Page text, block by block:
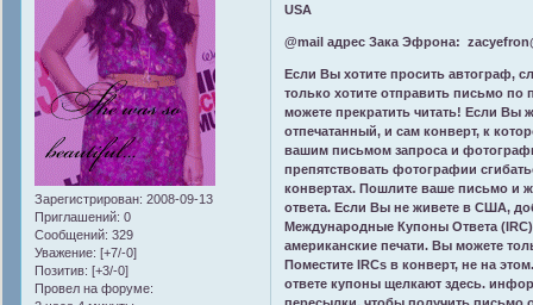
Зарегистрирован: 2008-09-13
Приглашений: 0
Сообщений: 329
Уважение: [+7/-0]
Позитив: [+3/-0]
Провел на форуме:
USA
@mail адрес Зака Эфрона:
Если Вы хотите просить автограф,
только хотите отправить письмо по
можете прекратить читать! Если
отпечатанный, и сам конверт, к
вашим письмом запроса и
препятствовать фотографии
конвертах. Пошлите ваше письмо и
ответа. Если Вы не живете в США,
Международные Купоны Ответа
американские печати. Вы можете
Поместите IRCs в конверт, не на
ответе купоны щелкают здесь.